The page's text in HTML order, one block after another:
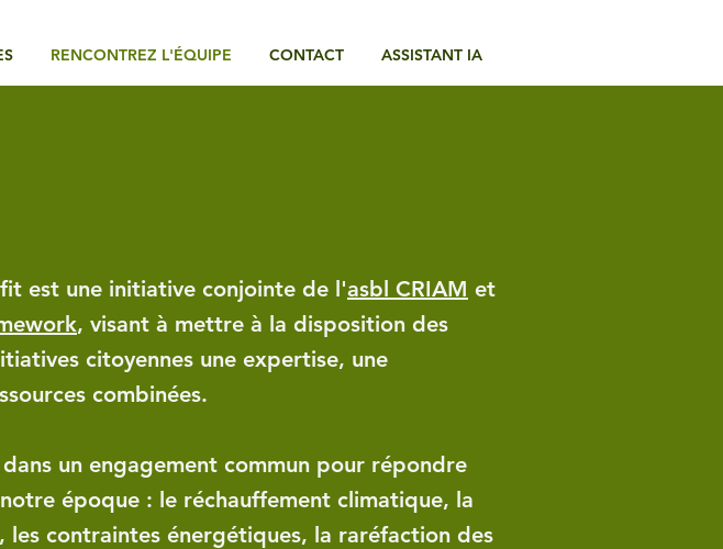
RENCONTREZ L'ÉQUIPE CONTACT ASSISTANT IA
est une initiative conjointe de l'asbl CRIAM et
, visant à mettre à la disposition des
citoyennes une expertise, une
combinées.
un engagement commun pour répondre
époque : le réchauffement climatique, la
contraintes énergétiques, la raréfaction des